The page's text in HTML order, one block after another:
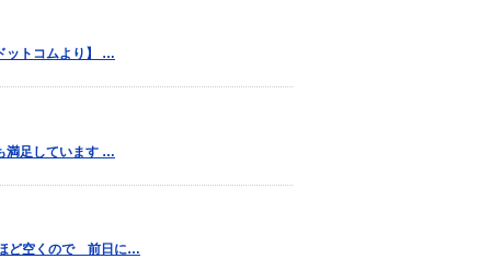
ットコムより】 …
満足しています …
ど空くので 前日に…